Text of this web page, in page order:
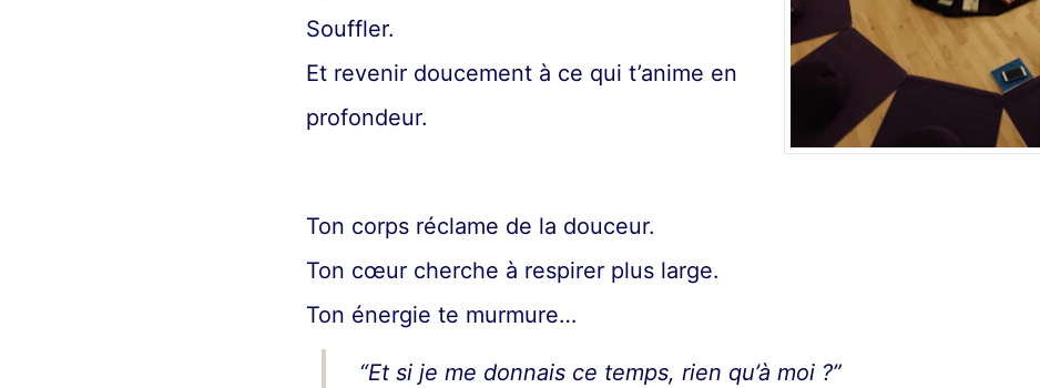
Souffler.
Et revenir doucement à ce qui t’anime en
profondeur.
Ton corps réclame de la douceur.
Ton cœur cherche à respirer plus large.
Ton énergie te murmure…
“Et si je me donnais ce temps, rien qu’à moi ?”